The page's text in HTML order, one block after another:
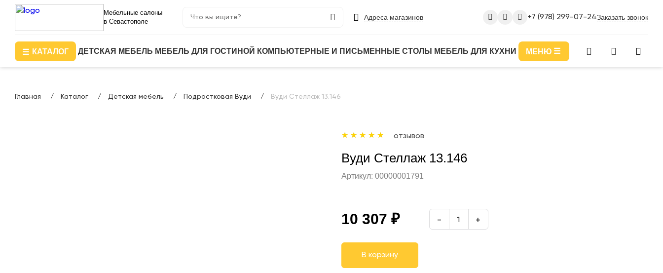
Мебельные салоны
в Севастополе
Адреса магазинов +7 (978) 299-07-24Заказать звонок
КАТАЛОГ ДЕТСКАЯ МЕБЕЛЬ МЕБЕЛЬ ДЛЯ ГОСТИНОЙ КОМПЬЮТЕРНЫЕ И ПИСЬМЕННЫЕ СТОЛЫ МЕБЕЛЬ ДЛЯ КУХНИ МЕНЮ
Главная Каталог Детская мебель Подростковая Вуди Вуди Стеллаж 13.146
отзывов
Вуди Стеллаж 13.146
Артикул: 00000001791
10 307 ₽
В корзину